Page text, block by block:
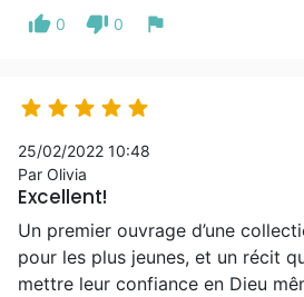
thumb_up 0 thumb_down 0 flag
    
25/02/2022 10:48
Par Olivia
Excellent!
Un premier ouvrage d’une
pour les plus jeunes, et un récit
mettre leur confiance en Dieu